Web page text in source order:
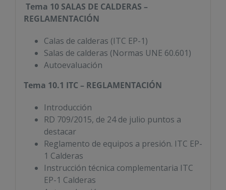
Tema 10 SALAS DE CALDERAS –
REGLAMENTACIÓN
Calas de calderas (ITC EP-1)
Salas de calderas (Normas UNE 60.601)
Autoevaluación
Tema 10.1 ITC – REGLAMENTACIÓN
Introducción
RD 709/2015, de 24 de julio puntos a
destacar
Reglamento de equipos a presión. ITC EP-
1 Calderas
Instrucción técnica complementaria ITC
EP-1 Calderas